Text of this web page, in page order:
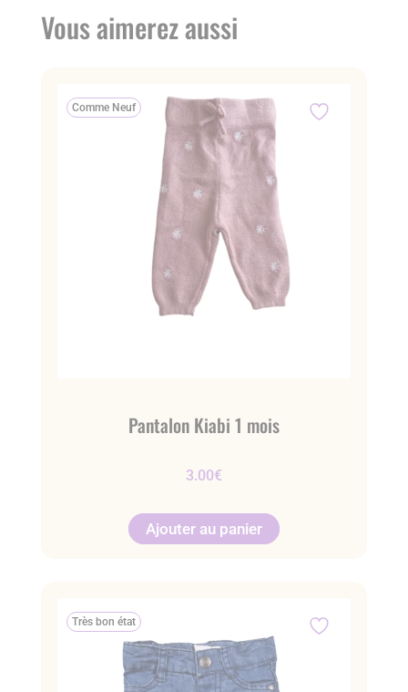
Vous aimerez aussi
Comme Neuf
Pantalon Kiabi 1 mois
3.00€
Ajouter au panier
Très bon état